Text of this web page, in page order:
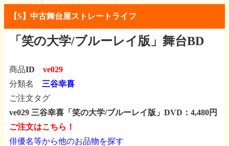
【S】中古舞台屋ストレートライフ
「笑の大学/ブルーレイ版」舞台BD
商品ID ve029
分類名 三谷幸喜
ご注文タグ
ve029 三谷幸喜「笑の大学/ブルーレイ版」DVD：4,480円
ご注文はこちら！
俳優名等から他のお品物を探す